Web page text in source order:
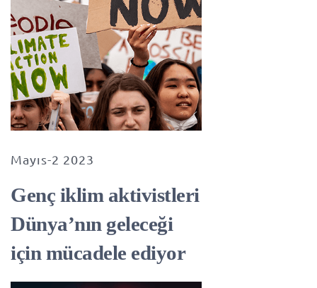
Mayıs-2 2023
Genç iklim aktivistleri
Dünya’nın geleceği
için mücadele ediyor